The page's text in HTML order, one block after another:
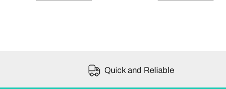
Quick and Reliable